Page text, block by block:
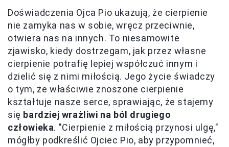
Doświadczenia Ojca Pio ukazują, że cierpienie
nie zamyka nas w sobie, wręcz przeciwnie,
otwiera nas na innych. To niesamowite
zjawisko, kiedy dostrzegam, jak przez własne
cierpienie potrafię lepiej współczuć innym i
dzielić się z nimi miłością. Jego życie świadczy
o tym, że właściwie znoszone cierpienie
kształtuje nasze serce, sprawiając, że stajemy
się bardziej wrażliwi na ból drugiego
człowieka. "Cierpienie z miłością przynosi ulgę,"
mógłby podkreślić Ojciec Pio, aby przypomnieć,